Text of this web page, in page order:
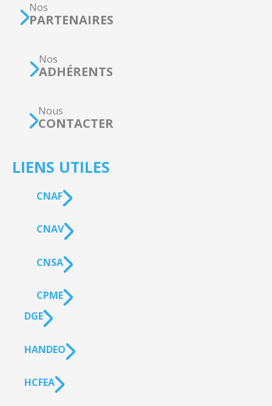
Nos
PARTENAIRES
Nos
ADHÉRENTS
Nous
CONTACTER
LIENS UTILES
CNAF
CNAV
CNSA
CPME
DGE
HANDEO
HCFEA